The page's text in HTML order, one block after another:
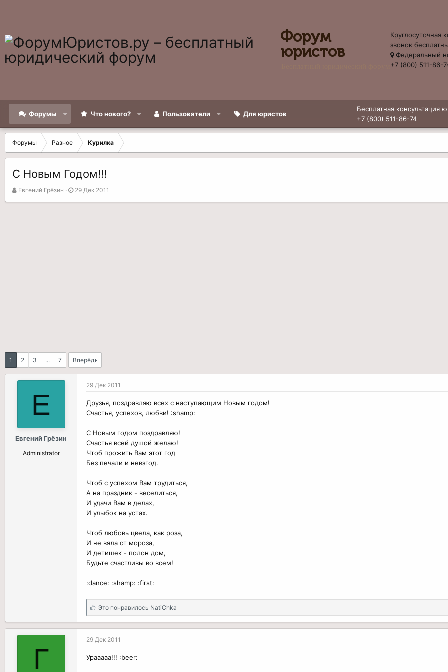
Форум
юристов
Круглосуточная
звонок
Федеральный
+7 (800) 511-86-
Форумы Что нового? Пользователи Для юристов
Бесплатная консультация
+7 (800) 511-86-74
Форумы Разное Курилка
С Новым Годом!!!
А
Евгений Грёзин
Д
29 Дек 2011
1 2 3 ... 7 Вперёд
Е
Евгений Грёзин
Administrator
29 Дек 2011
Друзья, поздравляю всех с наступающим Новым годом!
Счастья, успехов, любви! :shamp:
С Новым годом поздравляю!
Счастья всей душой желаю!
Чтоб прожить Вам этот год
Без печали и невзгод.
Чтоб с успехом Вам трудиться,
А на праздник - веселиться,
И удачи Вам в делах,
И улыбок на устах.
Чтоб любовь цвела, как роза,
И не вяла от мороза,
И детишек - полон дом,
Будьте счастливы во всем!
:dance: :shamp: :first:
С
и
п
а
т
Это понравилось NatiChka
Г
29 Дек 2011
Урааааа!!! :beer: